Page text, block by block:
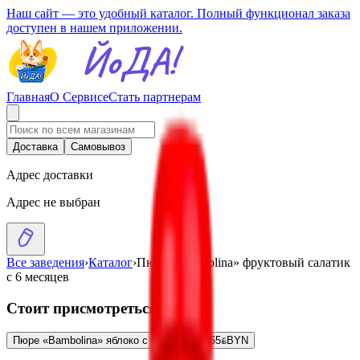
Наш сайт — это удобный каталог. Полный функционал заказа
доступен в нашем приложении.
ГлавнаяО СервисеСтать партнерам
Доставка Самовывоз
Адрес доставки
Адрес не выбран
Все заведения›Каталог›Пюре «Bambolina» фруктовый салатик
с 6 месяцев
Стоит присмотреться
Пюре «Bambolina» яблоко с 4 месяцев 1.65BYNBYN